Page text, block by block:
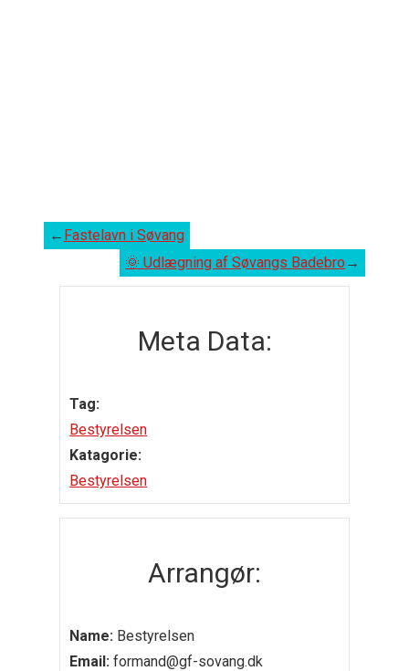
← Fastelavn i Søvang
🌞 Udlægning af Søvangs Badebro→
Meta Data:
Tag:
Bestyrelsen
Katagorie:
Bestyrelsen
Arrangør:
Name: Bestyrelsen
Email: formand@gf-sovang.dk